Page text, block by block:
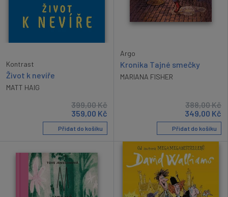
Kontrast
Život k nevíře
MATT HAIG
399,00Kč
359,00 Kč
Přidat do košíku
Argo
Kronika Tajné smečky
MARIANA FISHER
388,00Kč
349,00 Kč
Přidat do košíku